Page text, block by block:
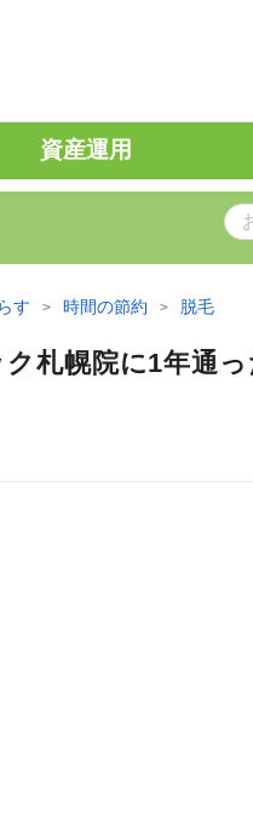
資産運用
す 時間の節約 脱毛
札幌院に1年通